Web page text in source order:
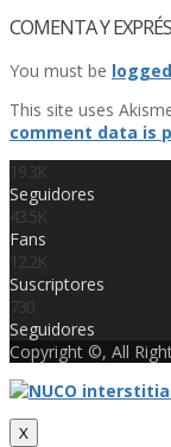
COMENTA Y
You must be
This site uses
comment data is
19.3K
Seguidores
43.5K
Fans
12.2K
Suscriptores
730
Seguidores
Copyright ©, All
X